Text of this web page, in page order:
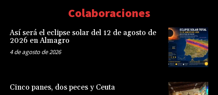
Colaboraciones
Así será el eclipse solar del 12 de agosto de
2026 en Almagro
4 de agosto de 2026
Cinco panes, dos peces y Ceuta